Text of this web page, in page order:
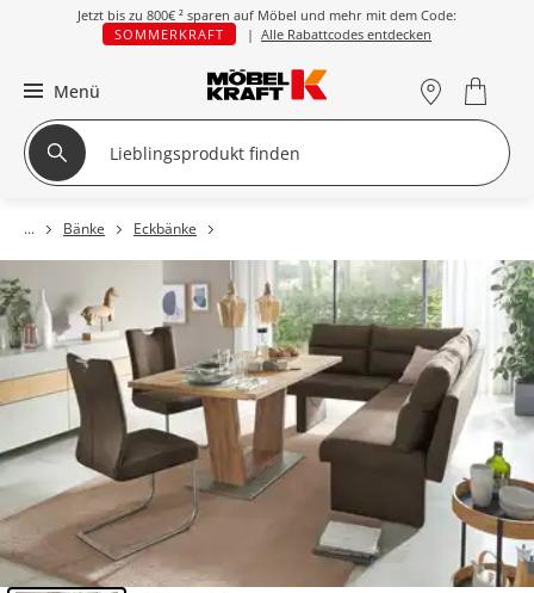
Jetzt bis zu 800€ ² sparen auf Möbel und mehr mit dem Code:
SOMMERKRAFT
| Alle Rabattcodes entdecken
Menü
Bänke Eckbänke